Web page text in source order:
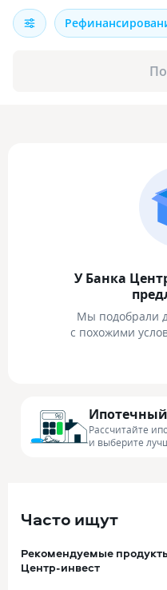
У Банка
Мы подобрали
с похожими
Рассчитайте
и выберите
Часто ищут
Рекомендуемые
Центр-инвест